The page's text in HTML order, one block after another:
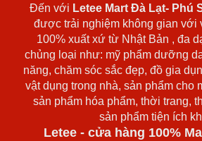
Đến với Letee Mart Đà Lạt- Phú
được trải nghiệm không gian với
100% xuất xứ từ Nhật Bản , đa
chủng loại như: mỹ phẩm dưỡng
năng, chăm sóc sắc đẹp, đồ gia
vật dụng trong nhà, sản phẩm cho
sản phẩm hóa phẩm, thời trang,
sản phẩm tiện ích
Letee - cửa hàng 100%